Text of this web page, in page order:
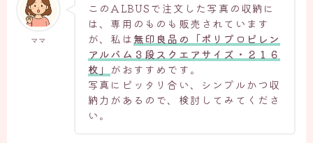
ママ
このALBUSで注文した写真の収納に
は、専用のものも販売されています
が、私は無印良品の「ポリプロピレン
アルバム３段スクエアサイズ・２１６
枚」 がおすすめです。
写真にピッタリ合い、シンプルかつ収
納力があるので、検討してみてくださ
い。